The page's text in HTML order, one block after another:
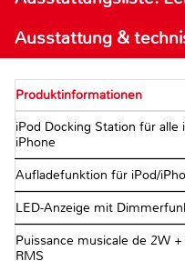
Ausstattung &
Produktinformationen
iPod Docking Station für alle
iPhone
Aufladefunktion für iPod/
LED-Anzeige mit
Puissance musicale de 2W
RMS